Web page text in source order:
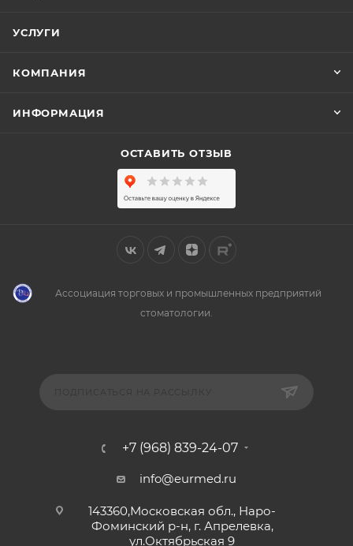
УСЛУГИ
КОМПАНИЯ
ИНФОРМАЦИЯ
ОСТАВИТЬ ОТЗЫВ
Ассоциация торговых и промышленных предприятий
стоматологии.
+7 (968) 839-24-07
info@eurmed.ru
143360,Московская обл., Наро-
Фоминский р-н, г. Апрелевка,
ул.Октябрьская 9